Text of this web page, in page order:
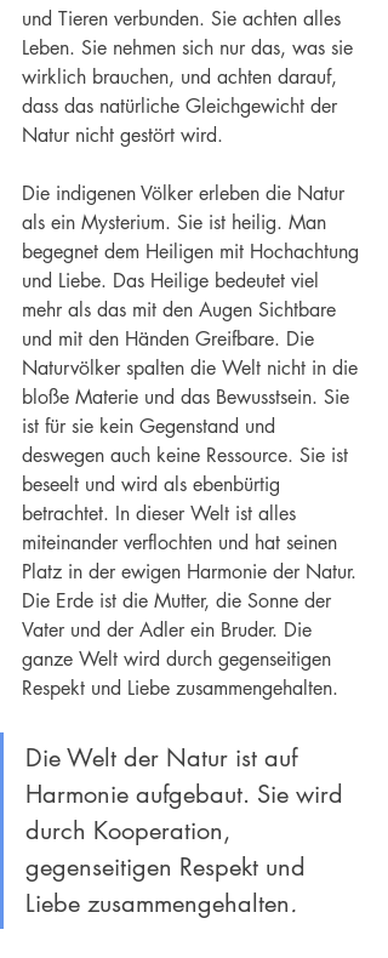
und Tieren verbunden. Sie achten alles
Leben. Sie nehmen sich nur das, was sie
wirklich brauchen, und achten darauf,
dass das natürliche Gleichgewicht der
Natur nicht gestört wird.
Die indigenen Völker erleben die Natur
als ein Mysterium. Sie ist heilig. Man
begegnet dem Heiligen mit Hochachtung
und Liebe. Das Heilige bedeutet viel
mehr als das mit den Augen Sichtbare
und mit den Händen Greifbare. Die
Naturvölker spalten die Welt nicht in die
bloße Materie und das Bewusstsein. Sie
ist für sie kein Gegenstand und
deswegen auch keine Ressource. Sie ist
beseelt und wird als ebenbürtig
betrachtet. In dieser Welt ist alles
miteinander verflochten und hat seinen
Platz in der ewigen Harmonie der Natur.
Die Erde ist die Mutter, die Sonne der
Vater und der Adler ein Bruder. Die
ganze Welt wird durch gegenseitigen
Respekt und Liebe zusammengehalten.
Die Welt der Natur ist auf
Harmonie aufgebaut. Sie wird
durch Kooperation,
gegenseitigen Respekt und
Liebe zusammengehalten.